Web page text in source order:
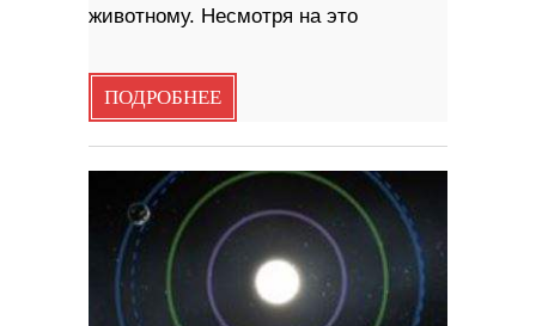
животному. Несмотря на это
ПОДРОБНЕЕ